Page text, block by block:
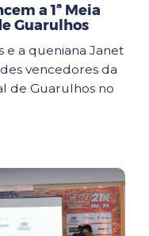
a 1ª Meia
Guarulhos
e a queniana Janet
vencedores da
de Guarulhos no